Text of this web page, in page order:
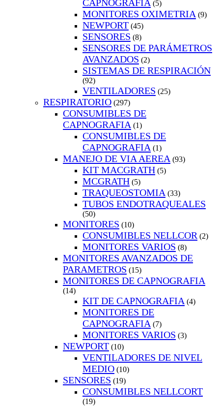
CAPNOGRAFÍA (5)
MONITORES OXIMETRIA (9)
NEWPORT (45)
SENSORES (8)
SENSORES DE PARÁMETROS
AVANZADOS (2)
SISTEMAS DE RESPIRACIÓN
(92)
VENTILADORES (25)
RESPIRATORIO (297)
CONSUMIBLES DE
CAPNOGRAFIA (1)
CONSUMIBLES DE
CAPNOGRAFIA (1)
MANEJO DE VIA AEREA (93)
KIT MACGRATH (5)
MCGRATH (5)
TRAQUEOSTOMIA (33)
TUBOS ENDOTRAQUEALES
(50)
MONITORES (10)
CONSUMIBLES NELLCOR (2)
MONITORES VARIOS (8)
MONITORES AVANZADOS DE
PARAMETROS (15)
MONITORES DE CAPNOGRAFIA
(14)
KIT DE CAPNOGRAFIA (4)
MONITORES DE
CAPNOGRAFIA (7)
MONITORES VARIOS (3)
NEWPORT (10)
VENTILADORES DE NIVEL
MEDIO (10)
SENSORES (19)
CONSUMIBLES NELLCORT
(19)